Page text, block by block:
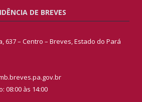
DE BREVES
637 – Centro – Breves, Estado do Pará
08:00 às 14:00